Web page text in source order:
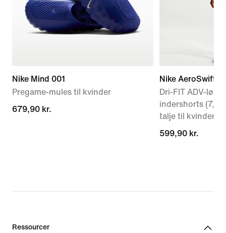
Nike Mind 001
Pregame-mules til kvinder
679,90 kr.
679,90 kr.
Nike AeroSwift
Dri-FIT ADV-
indershorts (7,5
talje til kvinder
599,90 kr.
599,90 kr.
Ressourcer